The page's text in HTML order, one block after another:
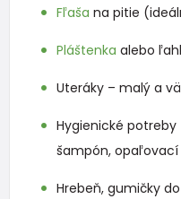
Fľaša na pitie
Pláštenka alebo
Uteráky – malý a
Hygienické
šampón,
Hrebeň, gumičky